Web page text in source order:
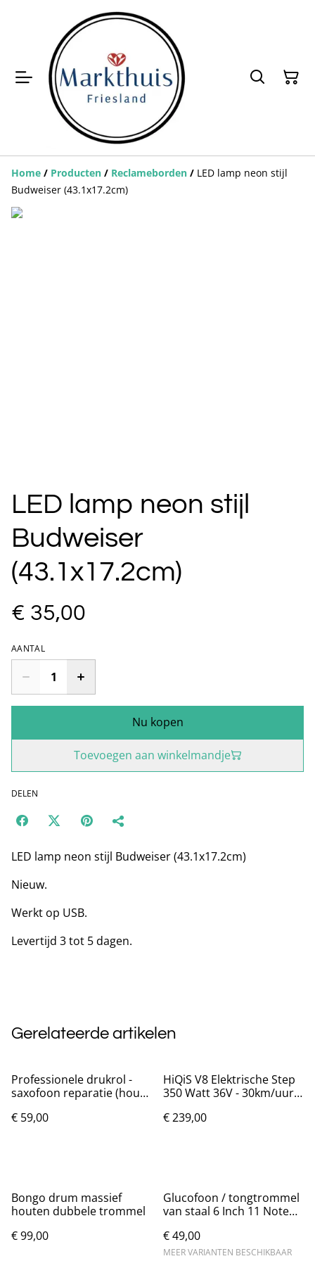
Home / Producten / Reclameborden / LED lamp neon stijl
Budweiser (43.1x17.2cm)
LED lamp neon stijl
Budweiser
(43.1x17.2cm)
€ 35,00
AANTAL
Nu kopen
Toevoegen aan winkelmandje
DELEN
LED lamp neon stijl Budweiser (43.1x17.2cm)
Nieuw.
Werkt op USB.
Levertijd 3 tot 5 dagen.
Gerelateerde artikelen
Professionele drukrol -
saxofoon reparatie (hout
€ 59,00
HiQiS V8 Elektrische Step
350 Watt 36V - 30km/uur
€ 239,00
Bongo drum massief
houten dubbele trommel
€ 99,00
Glucofoon / tongtrommel
van staal 6 Inch 11 Noten
€ 49,00
MEER VARIANTEN BESCHIKBAAR